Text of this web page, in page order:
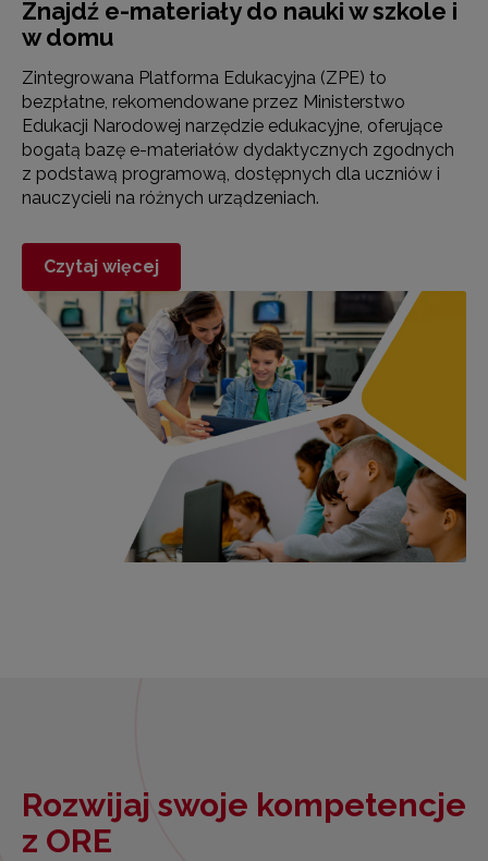
Znajdź e-materiały do nauki w szkole i
w domu
Zintegrowana Platforma Edukacyjna (ZPE) to
bezpłatne, rekomendowane przez Ministerstwo
Edukacji Narodowej narzędzie edukacyjne, oferujące
bogatą bazę e-materiałów dydaktycznych zgodnych
z podstawą programową, dostępnych dla uczniów i
nauczycieli na różnych urządzeniach.
Czytaj więcej
Rozwijaj swoje kompetencje
z ORE